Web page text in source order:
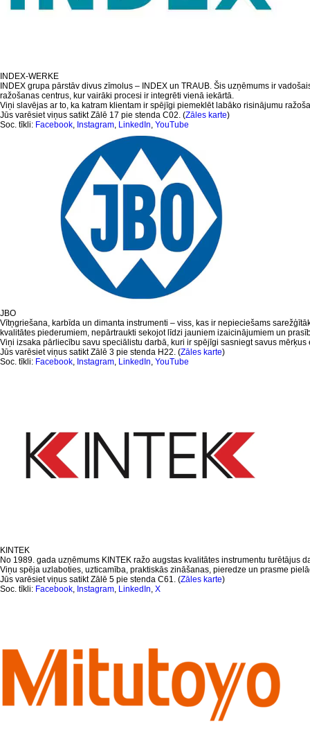
INDEX-WERKE
INDEX grupa pārstāv divus zīmolus – INDEX un TRAUB. Šis uzņēmums ir
ražošanas centrus, kur vairāki procesi ir integrēti vienā iekārtā.
Viņi slavējas ar to, ka katram klientam ir spējīgi piemeklēt labāko risinājumu
Jūs varēsiet viņus satikt Zālē 17 pie stenda C02. (Zāles karte)
Soc. tīkli: Facebook, Instagram, LinkedIn, YouTube
JBO
Vītņgriešana, karbīda un dimanta instrumenti – viss, kas ir nepieciešams
kvalitātes piederumiem, nepārtraukti sekojot līdzi jauniem izaicinājumiem un
Viņi izsaka pārliecību savu speciālistu darbā, kuri ir spējīgi sasniegt savus
Jūs varēsiet viņus satikt Zālē 3 pie stenda H22. (Zāles karte)
Soc. tīkli: Facebook, Instagram, LinkedIn, YouTube
KINTEK
No 1989. gada uzņēmums KINTEK ražo augstas kvalitātes instrumentu turētājus
Viņu spēja uzlaboties, uzticamība, praktiskās zināšanas, pieredze un prasme
Jūs varēsiet viņus satikt Zālē 5 pie stenda C61. (Zāles karte)
Soc. tīkli: Facebook, Instagram, LinkedIn, X